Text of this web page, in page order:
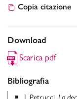
Copia citazione
Download
Scarica pdf
Bibliografia